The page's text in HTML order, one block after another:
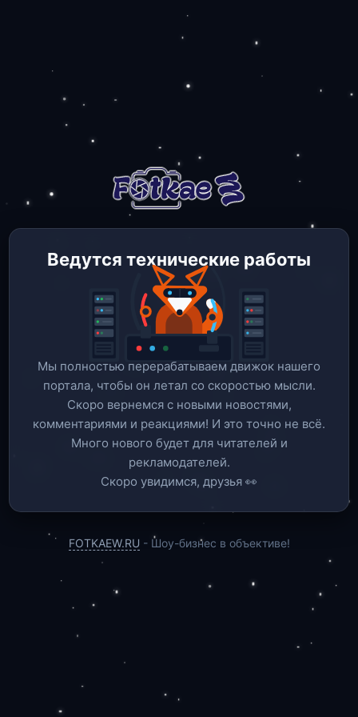
Ведутся технические работы
Мы полностью перерабатываем движок нашего
портала, чтобы он летал со скоростью мысли.
Скоро вернемся c новыми новостями,
комментариями и реакциями! И это точно не всё.
Много нового будет для читателей и
рекламодателей.
Скоро увидимся, друзья 👀
FOTKAEW.RU - Шоу-бизнес в объективе!